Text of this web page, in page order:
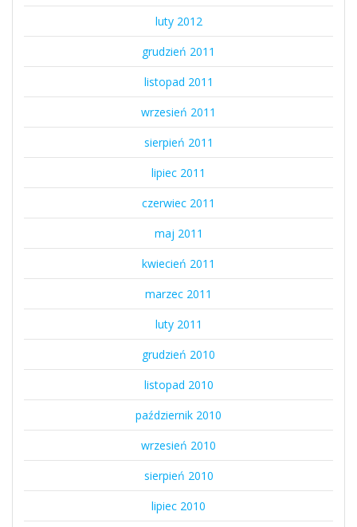
luty 2012
grudzień 2011
listopad 2011
wrzesień 2011
sierpień 2011
lipiec 2011
czerwiec 2011
maj 2011
kwiecień 2011
marzec 2011
luty 2011
grudzień 2010
listopad 2010
październik 2010
wrzesień 2010
sierpień 2010
lipiec 2010